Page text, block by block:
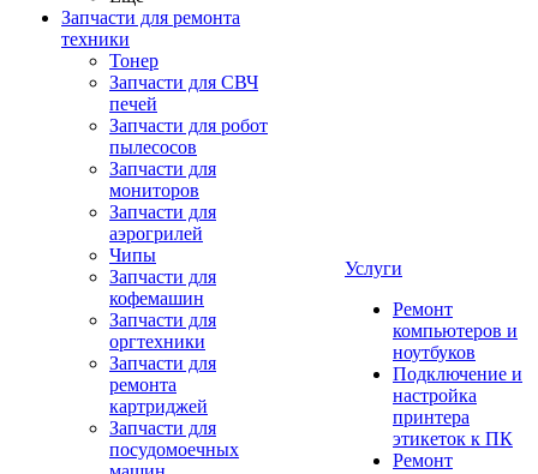
Запчасти для ремонта
техники
Тонер
Запчасти для СВЧ
печей
Запчасти для робот
пылесосов
Запчасти для
мониторов
Запчасти для
аэрогрилей
Чипы
Запчасти для
кофемашин
Запчасти для
оргтехники
Запчасти для
ремонта
картриджей
Запчасти для
посудомоечных
Услуги
Ремонт
компьютеров и
ноутбуков
Подключение и
настройка
принтера
этикеток к ПК
Ремонт